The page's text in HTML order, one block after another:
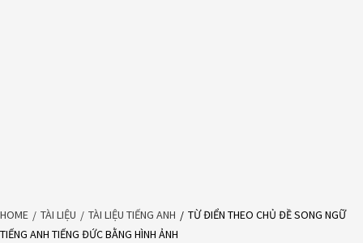
HOME TÀI LIỆU TÀI LIỆU TIẾNG ANH
TỪ ĐIỂN THEO CHỦ ĐỀ SONG NGỮ
TIẾNG ANH TIẾNG ĐỨC BẰNG HÌNH ẢNH